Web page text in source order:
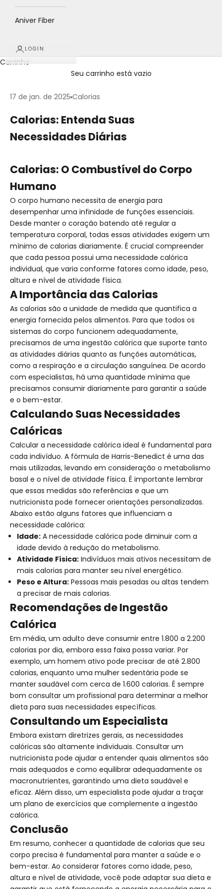
Aniver Fiber
LOGIN
Carrinho
Seu carrinho está vazio
17 de jan. de 2025 Calorias
Calorias: Entenda Suas
Necessidades Diárias
Calorias: O Combustível do Corpo
Humano
O corpo humano necessita de energia para
desempenhar uma infinidade de funções essenciais.
Desde manter o coração batendo até regular a
temperatura corporal, todas essas atividades exigem um
mínimo de calorias diariamente. É crucial compreender
que cada pessoa possui uma necessidade calórica
individual, que varia conforme fatores como idade, peso,
altura e nível de atividade física.
A Importância das Calorias
As calorias são a unidade de medida que quantifica a
energia fornecida pelos alimentos. Para que todos os
sistemas do corpo funcionem adequadamente,
precisamos de uma ingestão calórica que suporte tanto
as atividades diárias quanto as funções automáticas,
como a respiração e a circulação sanguínea. De acordo
com especialistas, há uma quantidade mínima que
precisamos consumir diariamente para garantir a saúde
e o bem-estar.
Calculando Suas Necessidades
Calóricas
Calcular a necessidade calórica ideal é fundamental para
cada indivíduo. A fórmula de Harris-Benedict é uma das
mais utilizadas, levando em consideração o metabolismo
basal e o nível de atividade física. É importante lembrar
que essas medidas são referências e que um
nutricionista pode fornecer orientações personalizadas.
Abaixo estão alguns fatores que influenciam a
necessidade calórica:
Idade: A necessidade calórica pode diminuir com a
idade devido à redução do metabolismo.
Atividade Física: Indivíduos mais ativos necessitam de
mais calorias para manter seu nível energético.
Peso e Altura: Pessoas mais pesadas ou altas tendem
a precisar de mais calorias.
Recomendações de Ingestão
Calórica
Em média, um adulto deve consumir entre 1.800 a 2.200
calorias por dia, embora essa faixa possa variar. Por
exemplo, um homem ativo pode precisar de até 2.800
calorias, enquanto uma mulher sedentária pode se
manter saudável com cerca de 1.600 calorias. É sempre
bom consultar um profissional para determinar a melhor
dieta para suas necessidades específicas.
Consultando um Especialista
Embora existam diretrizes gerais, as necessidades
calóricas são altamente individuais. Consultar um
nutricionista pode ajudar a entender quais alimentos são
mais adequados e como equilibrar adequadamente os
macronutrientes, garantindo uma dieta saudável e
eficaz. Além disso, um especialista pode ajudar a traçar
um plano de exercícios que complemente a ingestão
calórica.
Conclusão
Em resumo, conhecer a quantidade de calorias que seu
corpo precisa é fundamental para manter a saúde e o
bem-estar. Ao considerar fatores como idade, peso,
altura e nível de atividade, você pode adaptar sua dieta e